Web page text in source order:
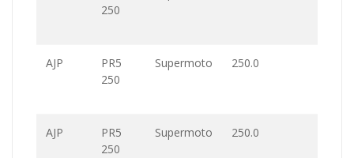
250
AJP
PR5
250
Supermoto 250.0
AJP
PR5
250
Supermoto 250.0